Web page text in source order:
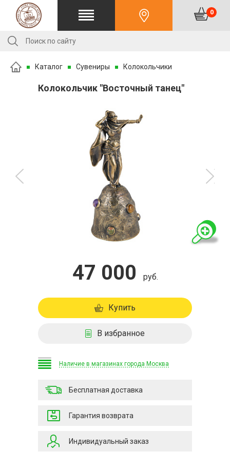
0
Каталог Сувениры Колокольчики
Колокольчик "Восточный танец"
47 000 руб.
Купить
В избранное
Наличие в магазинах города Москва
Бесплатная доставка
Гарантия возврата
Индивидуальный заказ